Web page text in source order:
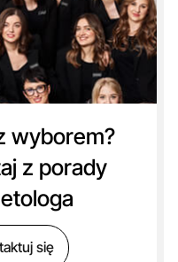
wyborem?
z porady
się